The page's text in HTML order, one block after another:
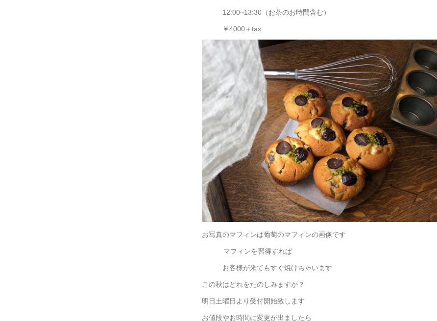
12:00~13:30（お茶のお時間含む）
￥4000＋tax
お写真のマフィンは葡萄のマフィンの画像です
マフィンを習得すれば
お客様が来てもすぐ焼けちゃいます
この秋はどれをたのしみますか？
明日土曜日より受付開始致します
お値段やお時間に変更が出ましたら